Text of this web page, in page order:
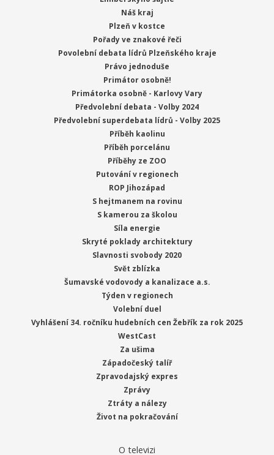
Náš kraj
Plzeň v kostce
Pořady ve znakové řeči
Povolební debata lídrů Plzeňského kraje
Právo jednoduše
Primátor osobně!
Primátorka osobně - Karlovy Vary
Předvolební debata - Volby 2024
Předvolební superdebata lídrů - Volby 2025
Příběh kaolinu
Příběh porcelánu
Příběhy ze ZOO
Putování v regionech
ROP Jihozápad
S hejtmanem na rovinu
S kamerou za školou
Síla energie
Skryté poklady architektury
Slavnosti svobody 2020
Svět zblízka
Šumavské vodovody a kanalizace a.s.
Týden v regionech
Volební duel
Vyhlášení 34. ročníku hudebních cen Žebřík za rok 2025
WestCast
Za ušima
Západočeský talíř
Zpravodajský expres
Zprávy
Ztráty a nálezy
Život na pokračování
O televizi